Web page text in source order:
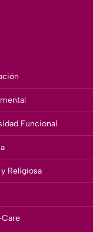
Funcional
Religiosa
Care